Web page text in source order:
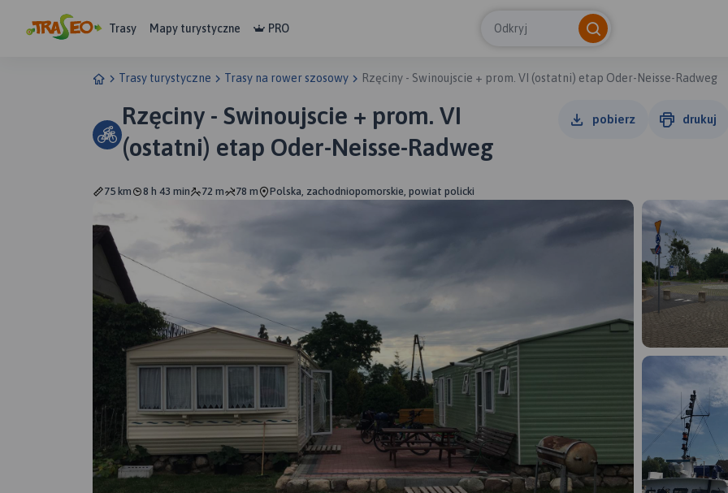
Trasy Mapy turystyczne PRO Odkryj
Trasy turystyczne Trasy na rower szosowy Rzęciny - Swinoujscie + prom. VI (ostatni) etap Oder-Neisse-Radweg
Rzęciny - Swinoujscie + prom. VI
(ostatni) etap Oder-Neisse-Radweg
pobierz drukuj
75 km 8 h 43 min 72 m 78 m Polska, zachodniopomorskie, powiat policki